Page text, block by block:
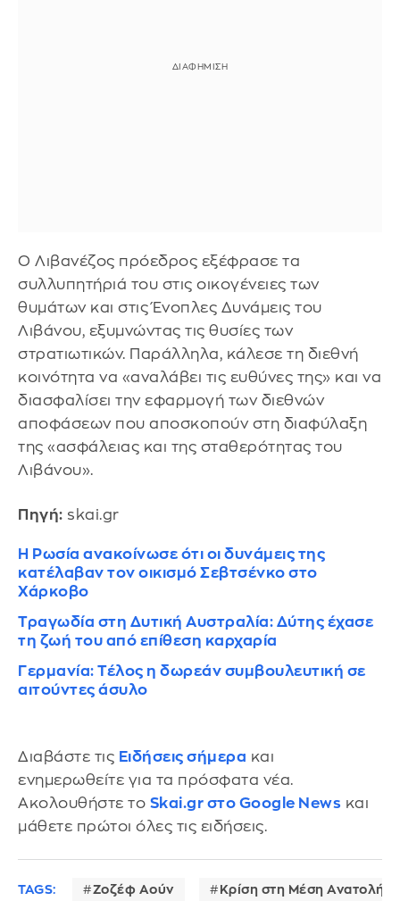
Ο Λιβανέζος πρόεδρος εξέφρασε τα
συλλυπητήριά του στις οικογένειες των
θυμάτων και στις Ένοπλες Δυνάμεις του
Λιβάνου, εξυμνώντας τις θυσίες των
στρατιωτικών. Παράλληλα, κάλεσε τη διεθνή
κοινότητα να «αναλάβει τις ευθύνες της» και να
διασφαλίσει την εφαρμογή των διεθνών
αποφάσεων που αποσκοπούν στη διαφύλαξη
της «ασφάλειας και της σταθερότητας του
Λιβάνου».
Πηγή: skai.gr
Η Ρωσία ανακοίνωσε ότι οι δυνάμεις της
κατέλαβαν τον οικισμό Σεβτσένκο στο
Χάρκοβο
Τραγωδία στη Δυτική Αυστραλία: Δύτης έχασε
τη ζωή του από επίθεση καρχαρία
Γερμανία: Τέλος η δωρεάν συμβουλευτική σε
αιτούντες άσυλο
Διαβάστε τις Ειδήσεις σήμερα και
ενημερωθείτε για τα πρόσφατα νέα.
Ακολουθήστε το Skai.gr στο Google News και
μάθετε πρώτοι όλες τις ειδήσεις.
TAGS: Ζοζέφ Αούν Κρίση στη Μέση Ανατολή